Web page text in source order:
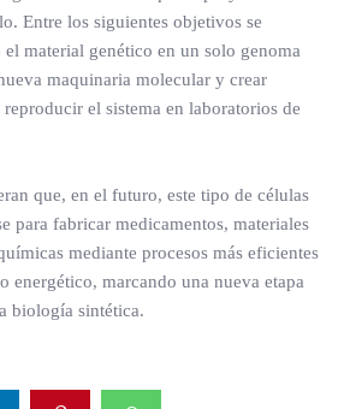
Entre los siguientes objetivos se
material genético en un solo genoma
maquinaria molecular y crear
el sistema en laboratorios de
que, en el futuro, este tipo de células
para fabricar medicamentos, materiales
mediante procesos más eficientes
energético, marcando una nueva etapa
biología sintética.